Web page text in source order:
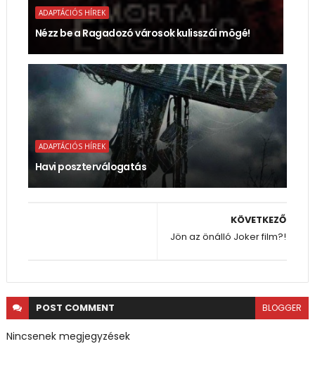
ADAPTÁCIÓS HÍREK
Nézz be a Ragadozó városok kulisszái mögé!
ADAPTÁCIÓS HÍREK
Havi poszterválogatás
KÖVETKEZŐ
Jön az önálló Joker film?!
POST COMMENT BLOGGER
Nincsenek megjegyzések